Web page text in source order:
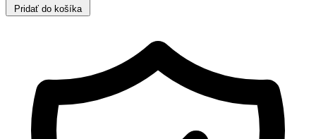
Pridať do košíka